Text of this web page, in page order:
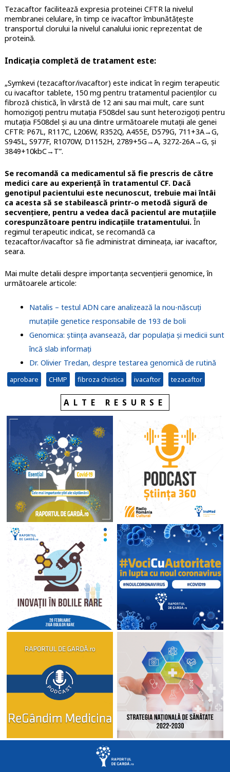
Tezacaftor facilitează expresia proteinei CFTR la nivelul
membranei celulare, în timp ce ivacaftor îmbunătățește
transportul clorului la nivelul canalului ionic reprezentat de
proteină.
Indicația completă de tratament este:
„Symkevi (tezacaftor/ivacaftor) este indicat în regim terapeutic
cu ivacaftor tablete, 150 mg pentru tratamentul pacienților cu
fibroză chistică, în vârstă de 12 ani sau mai mult, care sunt
homozigoți pentru mutația F508del sau sunt heterozigoți pentru
mutația F508del și au una dintre următoarele mutații ale genei
CFTR: P67L, R117C, L206W, R352Q, A455E, D579G, 711+3A→G,
S945L, S977F, R1070W, D1152H, 2789+5G→A, 3272‑26A→G, și
3849+10kbC→T”.
Se recomandă ca medicamentul să fie prescris de către
medici care au experiență în tratamentul CF. Dacă
genotipul pacientului este necunoscut, trebuie mai întâi
ca acesta să se stabilească printr-o metodă sigură de
secvențiere, pentru a vedea dacă pacientul are mutațiile
corespunzătoare pentru indicațiile tratamentului.În
regimul terapeutic indicat, se recomandă ca
tezacaftor/ivacaftor să fie administrat dimineața, iar ivacaftor,
seara.
Mai multe detalii despre importanța secvențierii genomice, în
următoarele articole:
Natalis – testul ADN care analizează la nou-născuți
mutațiile genetice responsabile de 193 de boli
Genomica: știința avansează, dar populația și medicii sunt
încă slab informați
Dr. Olivier Tredan, despre testarea genomică de rutină
aprobare CHMP fibroza chistica ivacaftor tezacaftor
ALTE RESURSE